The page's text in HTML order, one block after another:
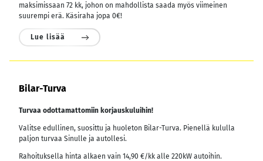
maksimissaan 72 kk, johon on mahdollista saada myös viimeinen
suurempi erä. Käsiraha jopa 0€!
Lue lisää
Bilar-Turva
Turvaa odottamattomiin korjauskuluihin!
Valitse edullinen, suosittu ja huoleton Bilar-Turva. Pienellä kululla
paljon turvaa Sinulle ja autollesi.
Rahoituksella hinta alkaen vain 14,90 €/kk alle 220kW autoihin.